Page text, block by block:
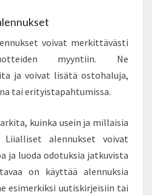
voivat merkittävästi
myyntiin. Ne
ja voivat lisätä ostohaluja,
tai erityistapahtumissa.
kuinka usein ja millaisia
Liialliset alennukset voivat
ja luoda odotuksia jatkuvista
on käyttää alennuksia
esimerkiksi uutiskirjeisiin tai